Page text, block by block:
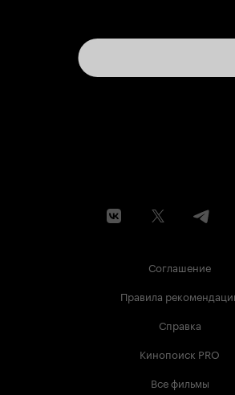
Соглашение
Правила
Справка
Кинопоиск PRO
Все фильмы